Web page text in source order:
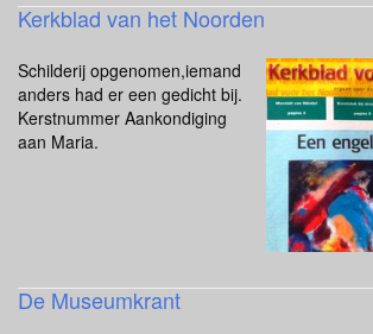
Kerkblad van het Noorden
Schilderij opgenomen,iemand
anders had er een gedicht bij.
Kerstnummer Aankondiging
aan Maria.
De Museumkrant